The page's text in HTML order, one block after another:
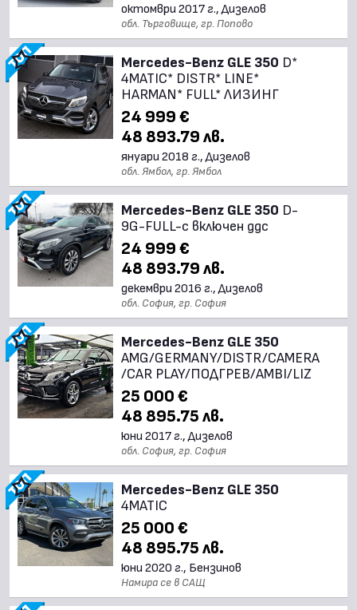
октомври 2017 г., Дизелов
обл. Търговище, гр. Попово
Mercedes-Benz GLE 350 D*
4MATIC* DISTR* LINE*
HARMAN* FULL* ЛИЗИНГ
24 999 €
48 893.79 лв.
януари 2018 г., Дизелов
обл. Ямбол, гр. Ямбол
Mercedes-Benz GLE 350 D-
9G-FULL-с включен ддс
24 999 €
48 893.79 лв.
декември 2016 г., Дизелов
обл. София, гр. София
Mercedes-Benz GLE 350
AMG/GERMANY/DISTR/CAMERA
/CAR PLAY/ПОДГРЕВ/AMBI/LIZ
25 000 €
48 895.75 лв.
юни 2017 г., Дизелов
обл. София, гр. София
Mercedes-Benz GLE 350
4MATIC
25 000 €
48 895.75 лв.
юни 2020 г., Бензинов
Намира се в САЩ